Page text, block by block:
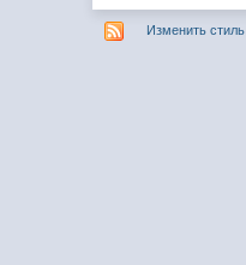
Изменить стиль